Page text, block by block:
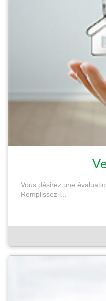
Vous désirez une
Remplissez l...